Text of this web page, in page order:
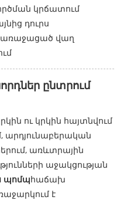
կրճատում
դուրս
առաջացած վաղ
ընտրում
ու կրկին հայտնվում
արդյունաբերական
առևտրային
աջակցության
պոմպհաճախ
է